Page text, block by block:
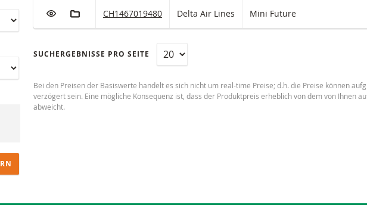
ZUR WATCHLIST HINZUFÜGEN
ZUM FIKTIVEN PORTFOLIO HINZUFÜGEN
Delta Air Lines Mini Future mit ISIN code:
CH1467019480 Delta Air Lines Mini Future
SUCHERGEBNISSE PRO SEITE
Bei den Preisen der Basiswerte handelt es sich nicht um real-time Preise; d.h. die Preise können
verzögert sein. Eine mögliche Konsequenz ist, dass der Produktpreis erheblich von dem von Ihnen
abweicht.